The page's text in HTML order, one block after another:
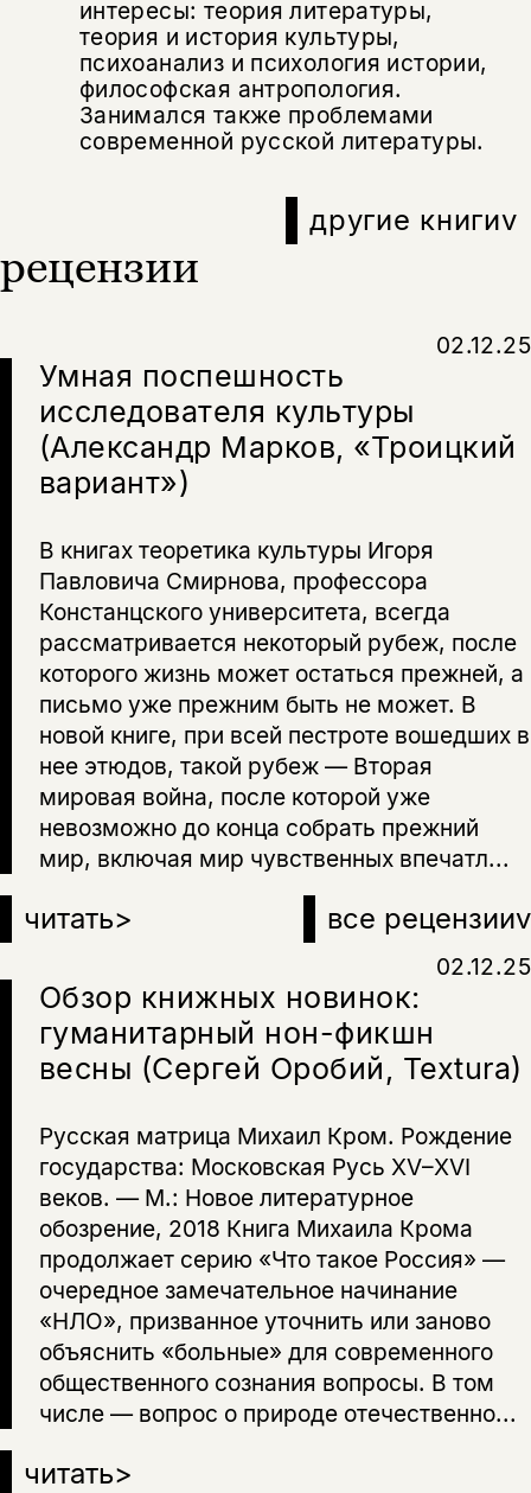
интересы: теория литературы,
теория и история культуры,
психоанализ и психология истории,
философская антропология.
Занимался также проблемами
современной русской литературы.
другие книгиv
рецензии
Умная поспешность
исследователя культуры
(Александр Марков, «Троицкий
вариант»)
02.12.25
В книгах теоретика культуры Игоря
Павловича Смирнова, профессора
Констанцского университета, всегда
рассматривается некоторый рубеж, после
которого жизнь может остаться прежней, а
письмо уже прежним быть не может. В
новой книге, при всей пестроте вошедших в
нее этюдов, такой рубеж — Вторая
мировая война, после которой уже
невозможно до конца собрать прежний
мир, включая мир чувственных впечатл...
читать> все рецензииv
Обзор книжных новинок:
гуманитарный нон-фикшн
весны (Сергей Оробий, Textura)
02.12.25
Русская матрица Михаил Кром. Рождение
государства: Московская Русь XV–XVI
веков. — М.: Новое литературное
обозрение, 2018 Книга Михаила Крома
продолжает серию «Что такое Россия» —
очередное замечательное начинание
«НЛО», призванное уточнить или заново
объяснить «больные» для современного
общественного сознания вопросы. В том
числе — вопрос о природе отечественно...
читать>
Поделиться
Копировать
ссылку
ВконтактеТелеграм Дзен
нет, вернуться назад